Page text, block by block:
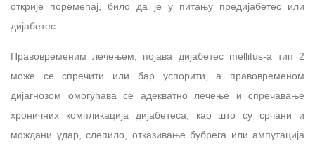
открије поремећај, било да је у питању предијабетес или
дијабетес.
Правовременим лечењем, појава диjабетес mellitus-a тип 2
може се спречити или бар успорити, а правовременом
дијагнозом омогућава се адекватно лечење и спречавање
хроничних компликација дијабетеса, као што су срчани и
мождани удар, слепило, отказивање бубрега или ампутација